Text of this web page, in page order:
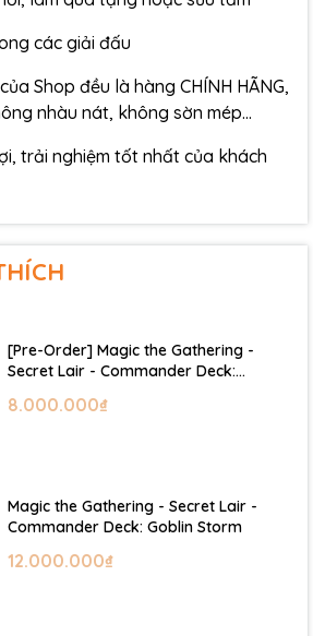
các giải đấu
Shop đều là hàng CHÍNH HÃNG,
nhàu nát, không sờn mép…
trải nghiệm tốt nhất của khách
[Pre-Order] Magic the Gathering -
Secret Lair - Commander Deck:
8.000.000₫
Magic the Gathering - Secret Lair -
Commander Deck: Goblin Storm
12.000.000₫